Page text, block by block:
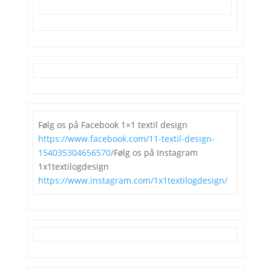
Følg os på Facebook 1×1 textil design
https://www.facebook.com/11-textil-design-
154035304656570/Følg os på Instagram
1x1textilogdesign
https://www.instagram.com/1x1textilogdesign/